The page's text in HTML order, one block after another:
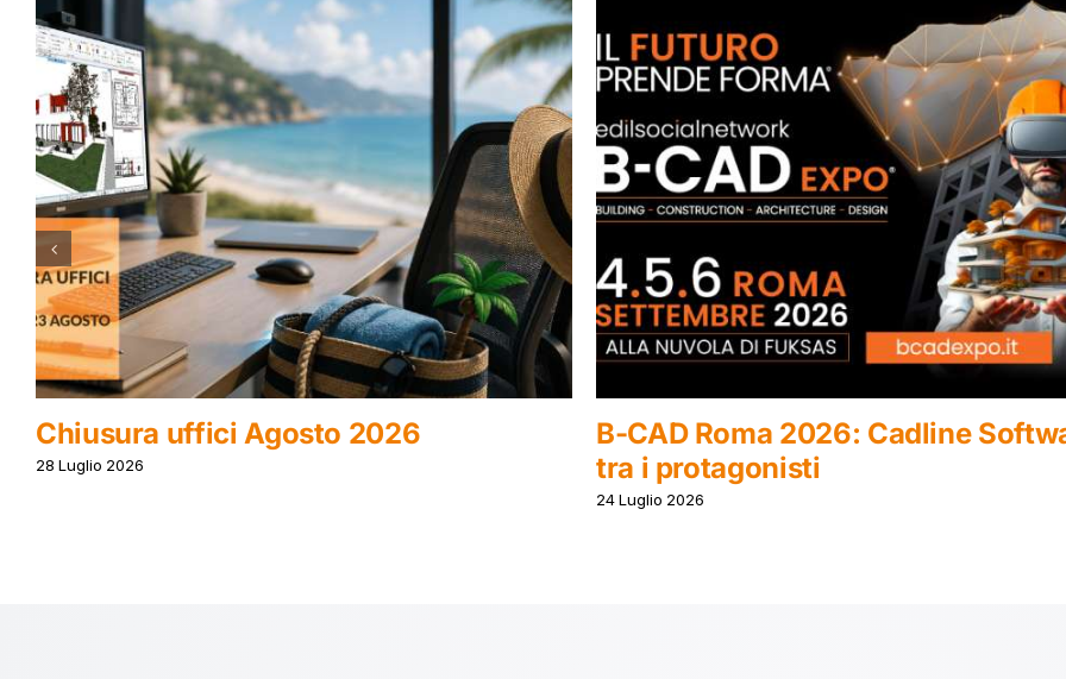
B-CAD Roma 2026: Cadline Software
tra i protagonisti
Bim Leader –
2026
26 Giugno 2026